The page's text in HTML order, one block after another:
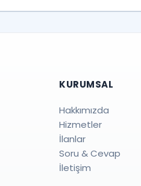
KURUMSAL
Hakkımızda
Hizmetler
İlanlar
Soru & Cevap
İletişim